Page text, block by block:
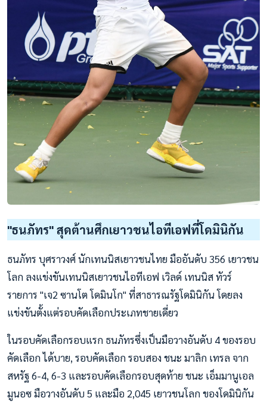
"ธนภัทร" สุดต้านศึกเยาวชนไอทีเอฟที่โดมินิกัน
ธนภัทร บุศราวงศ์ นักเทนนิสเยาวชนไทย มืออันดับ 356 เยาวชน
โลก ลงแข่งขันเทนนิสเยาวชนไอทีเอฟ เวิลด์ เทนนิส ทัวร์
รายการ "เจ2 ซานโต โดมินโก" ที่สาธารณรัฐโดมินิกัน โดยลง
แข่งขันตั้งแต่รอบคัดเลือกประเภทชายเดี่ยว
ในรอบคัดเลือกรอบแรก ธนภัทรซึ่งเป็นมือวางอันดับ 4 ของรอบ
คัดเลือก ได้บาย, รอบคัดเลือก รอบสอง ชนะ มาลิก เทรล จาก
สหรัฐ 6-4, 6-3 และรอบคัดเลือกรอบสุดท้าย ชนะ เอ็มมานูเอล
มูนอซ มือวางอันดับ 5 และมือ 2,045 เยาวชนโลก ของโดมินิกัน